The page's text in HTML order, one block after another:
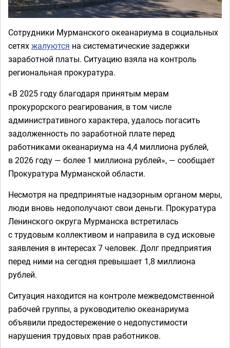
Сотрудники Мурманского океанариума в социальных
сетяхжалуются на систематические задержки
заработной платы. Ситуацию взяла на контроль
региональная прокуратура.
«В 2025 году благодаря принятым мерам
прокурорского реагирования, в том числе
административного характера, удалось погасить
задолженность по заработной плате перед
работниками океанариума на 4,4 миллиона рублей,
в 2026 году — более 1 миллиона рублей», — сообщает
Прокуратура Мурманской области.
Несмотря на предпринятые надзорным органом меры,
люди вновь недополучают свои деньги. Прокуратура
Ленинского округа Мурманска встретилась
с трудовым коллективом и направила в суд исковые
заявления в интересах 7 человек. Долг предприятия
перед ними на сегодня превышает 1,8 миллиона
рублей.
Ситуация находится на контроле межведомственной
рабочей группы, а руководителю океанариума
объявили предостережение о недопустимости
нарушения трудовых прав работников.